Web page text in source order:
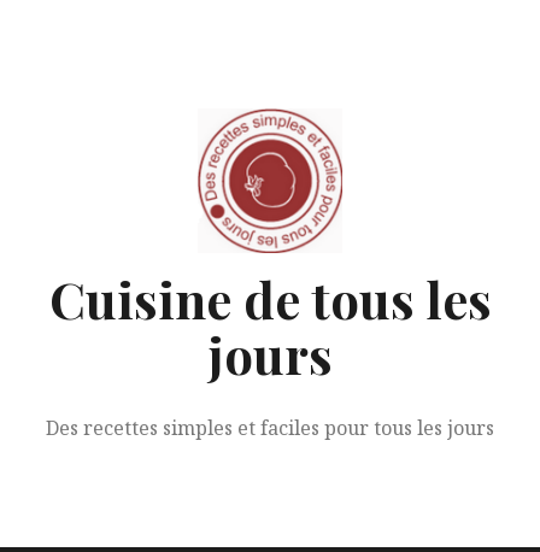
Cuisine de tous les
jours
Des recettes simples et faciles pour tous les jours